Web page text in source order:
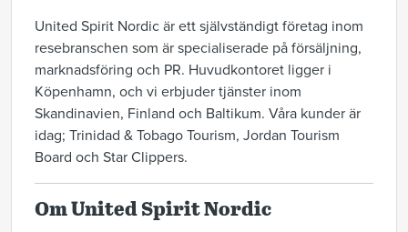
United Spirit Nordic är ett självständigt företag inom
resebranschen som är specialiserade på försäljning,
marknadsföring och PR. Huvudkontoret ligger i
Köpenhamn, och vi erbjuder tjänster inom
Skandinavien, Finland och Baltikum. Våra kunder är
idag; Trinidad & Tobago Tourism, Jordan Tourism
Board och Star Clippers.
Om United Spirit Nordic